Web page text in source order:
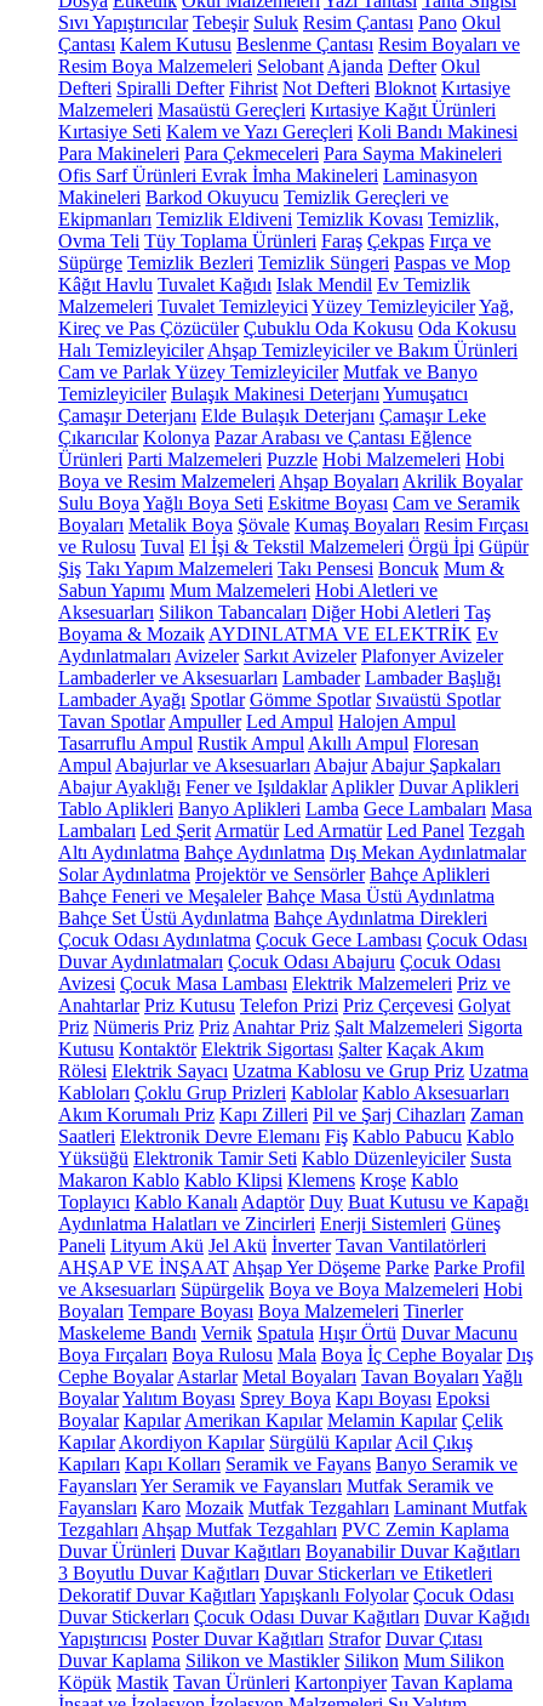
Sıvı Yapıştırıcılar Tebeşir Suluk Resim Çantası Pano Okul
Çantası Kalem Kutusu Beslenme Çantası Resim Boyaları ve
Resim Boya Malzemeleri Selobant Ajanda Defter Okul
Defteri Spiralli Defter Fihrist Not Defteri Bloknot Kırtasiye
Malzemeleri Masaüstü Gereçleri Kırtasiye Kağıt Ürünleri
Kırtasiye Seti Kalem ve Yazı Gereçleri Koli Bandı Makinesi
Para Makineleri Para Çekmeceleri Para Sayma Makineleri
Ofis Sarf Ürünleri Evrak İmha Makineleri Laminasyon
Makineleri Barkod Okuyucu Temizlik Gereçleri ve
Ekipmanları Temizlik Eldiveni Temizlik Kovası Temizlik,
Ovma Teli Tüy Toplama Ürünleri Faraş Çekpas Fırça ve
Süpürge Temizlik Bezleri Temizlik Süngeri Paspas ve Mop
Kâğıt Havlu Tuvalet Kağıdı Islak Mendil Ev Temizlik
Malzemeleri Tuvalet Temizleyici Yüzey TemizleyicilerYağ,
Kireç ve Pas Çözücüler Çubuklu Oda Kokusu Oda Kokusu
Halı Temizleyiciler Ahşap Temizleyiciler ve Bakım Ürünleri
Cam ve Parlak Yüzey Temizleyiciler Mutfak ve Banyo
Temizleyiciler Bulaşık Makinesi Deterjanı Yumuşatıcı
Çamaşır Deterjanı Elde Bulaşık Deterjanı Çamaşır Leke
Çıkarıcılar Kolonya Pazar Arabası ve Çantası Eğlence
Ürünleri Parti Malzemeleri Puzzle Hobi Malzemeleri Hobi
Boya ve Resim Malzemeleri Ahşap Boyaları Akrilik Boyalar
Sulu Boya Yağlı Boya Seti Eskitme Boyası Cam ve Seramik
Boyaları Metalik Boya Şövale Kumaş Boyaları Resim Fırçası
ve Rulosu Tuval El İşi & Tekstil Malzemeleri Örgü İpi Güpür
Şiş Takı Yapım Malzemeleri Takı Pensesi Boncuk Mum &
Sabun Yapımı Mum Malzemeleri Hobi Aletleri ve
Aksesuarları Silikon Tabancaları Diğer Hobi Aletleri Taş
Boyama & Mozaik AYDINLATMA VE ELEKTRİK Ev
Aydınlatmaları Avizeler Sarkıt Avizeler Plafonyer Avizeler
Lambaderler ve Aksesuarları Lambader Lambader Başlığı
Lambader Ayağı Spotlar Gömme Spotlar Sıvaüstü Spotlar
Tavan Spotlar Ampuller Led Ampul Halojen Ampul
Tasarruflu Ampul Rustik Ampul Akıllı Ampul Floresan
Ampul Abajurlar ve Aksesuarları Abajur Abajur Şapkaları
Abajur Ayaklığı Fener ve Işıldaklar Aplikler Duvar Aplikleri
Tablo Aplikleri Banyo Aplikleri Lamba Gece Lambaları Masa
Lambaları Led Şerit Armatür Led Armatür Led Panel Tezgah
Altı Aydınlatma Bahçe Aydınlatma Dış Mekan Aydınlatmalar
Solar Aydınlatma Projektör ve Sensörler Bahçe Aplikleri
Bahçe Feneri ve Meşaleler Bahçe Masa Üstü Aydınlatma
Bahçe Set Üstü Aydınlatma Bahçe Aydınlatma Direkleri
Çocuk Odası Aydınlatma Çocuk Gece Lambası Çocuk Odası
Duvar Aydınlatmaları Çocuk Odası Abajuru Çocuk Odası
Avizesi Çocuk Masa Lambası Elektrik Malzemeleri Priz ve
Anahtarlar Priz Kutusu Telefon Prizi Priz Çerçevesi Golyat
Priz Nümeris Priz Priz Anahtar Priz Şalt Malzemeleri Sigorta
Kutusu Kontaktör Elektrik Sigortası Şalter Kaçak Akım
Rölesi Elektrik Sayacı Uzatma Kablosu ve Grup Priz Uzatma
Kabloları Çoklu Grup Prizleri Kablolar Kablo Aksesuarları
Akım Korumalı Priz Kapı Zilleri Pil ve Şarj Cihazları Zaman
Saatleri Elektronik Devre Elemanı Fiş Kablo Pabucu Kablo
Yüksüğü Elektronik Tamir Seti Kablo Düzenleyiciler Susta
Makaron Kablo Kablo Klipsi Klemens Kroşe Kablo
Toplayıcı Kablo Kanalı Adaptör Duy Buat Kutusu ve Kapağı
Aydınlatma Halatları ve Zincirleri Enerji Sistemleri Güneş
Paneli Lityum Akü Jel Akü İnverter Tavan Vantilatörleri
AHŞAP VE İNŞAAT Ahşap Yer Döşeme Parke Parke Profil
ve Aksesuarları Süpürgelik Boya ve Boya Malzemeleri Hobi
Boyaları Tempare Boyası Boya Malzemeleri Tinerler
Maskeleme Bandı Vernik Spatula Hışır Örtü Duvar Macunu
Boya Fırçaları Boya Rulosu Mala Boya İç Cephe Boyalar Dış
Cephe Boyalar Astarlar Metal Boyaları Tavan Boyaları Yağlı
BoyalarYalıtım Boyası Sprey Boya Kapı Boyası Epoksi
Boyalar Kapılar Amerikan Kapılar Melamin Kapılar Çelik
Kapılar Akordiyon Kapılar Sürgülü Kapılar Acil Çıkış
Kapıları Kapı Kolları Seramik ve Fayans Banyo Seramik ve
Fayansları Yer Seramik ve Fayansları Mutfak Seramik ve
Fayansları Karo Mozaik Mutfak Tezgahları Laminant Mutfak
Tezgahları Ahşap Mutfak Tezgahları PVC Zemin Kaplama
Duvar Ürünleri Duvar Kağıtları Boyanabilir Duvar Kağıtları
3 Boyutlu Duvar Kağıtları Duvar Stickerları ve Etiketleri
Dekoratif Duvar Kağıtları Yapışkanlı Folyolar Çocuk Odası
Duvar Stickerları Çocuk Odası Duvar Kağıtları Duvar Kağıdı
Yapıştırıcısı Poster Duvar Kağıtları Strafor Duvar Çıtası
Duvar Kaplama Silikon ve Mastikler Silikon Mum Silikon
Köpük Mastik Tavan Ürünleri Kartonpiyer Tavan Kaplama